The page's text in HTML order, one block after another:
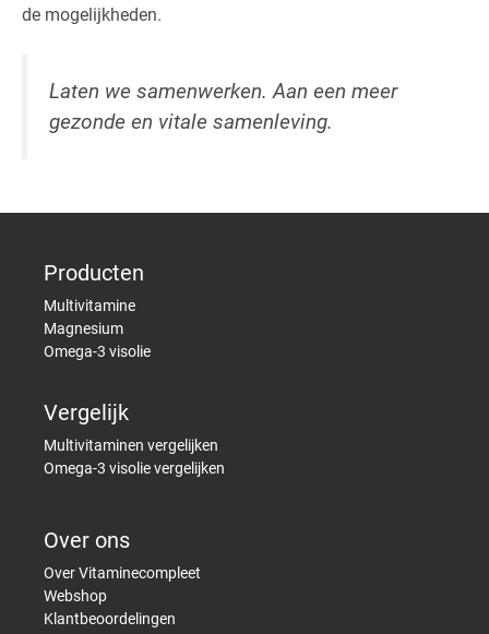
de mogelijkheden.
Laten we samenwerken. Aan een meer
gezonde en vitale samenleving.
Producten
Multivitamine
Magnesium
Omega-3 visolie
Vergelijk
Multivitaminen vergelijken
Omega-3 visolie vergelijken
Over ons
Over Vitaminecompleet
Webshop
Klantbeoordelingen